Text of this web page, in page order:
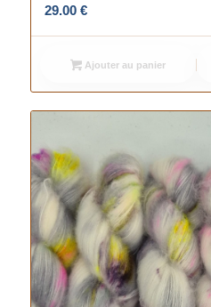
29.00 €
Ajouter au panier